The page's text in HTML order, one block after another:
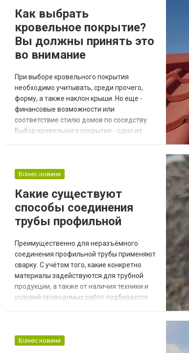
новых строительных технологиях и самых
востребованных материалах...
Как выбрать
кровельное покрытие?
Вы должны принять это
во внимание
При выборе кровельного покрытия
необходимо учитывать, среди прочего,
форму, а также наклон крыши. Но еще -
финансовые возможности или
соответствие стилю домов по соседству.
Выбор кровельного покрытия - одно из
выборе. А приобрести качественное
вы можете прямо сейчас, пройдя по
ссылке HTTPS://citybud.in.ua...
Бізнес новини
Какие существуют
способы соединения
трубы профильной
Преимущественно для неразъёмного
соединения профильной трубы применяют
сварку. С учётом того, какие конкретно
материалы задействуются для трубной
продукции, а также от наличия техники и
условий проводимых работ подбирается
формирования разъёмного соединения
Бізнес новини